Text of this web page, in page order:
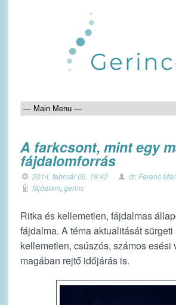
A farkcsont, mint egy
fájdalomforrás
2014. február 06. 19:42 dr. Ferenc
fájdalom, gerinc
Ritka és kellemetlen, fájdalmas
fájdalma. A téma aktualitását
kellemetlen, csúszós, számos esési
magában rejtő időjárás is.